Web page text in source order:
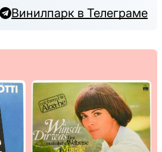
Винилпарк в Телеграме